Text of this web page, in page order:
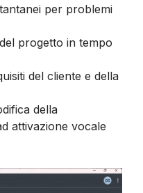
per problemi
progetto in tempo
del cliente e della
della
attivazione vocale